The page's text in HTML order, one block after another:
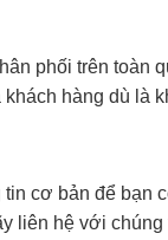
phối trên toàn
hàng dù là
cơ bản để bạn
liên hệ với